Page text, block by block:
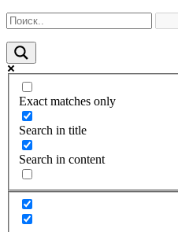
Exact matches only
Search in title
Search in content